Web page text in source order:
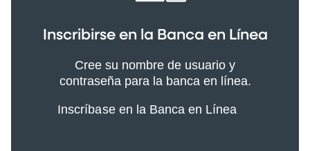
Inscribirse en la Banca en Línea
Cree su nombre de usuario y
contraseña para la banca en línea.
Inscríbase en la Banca en Línea